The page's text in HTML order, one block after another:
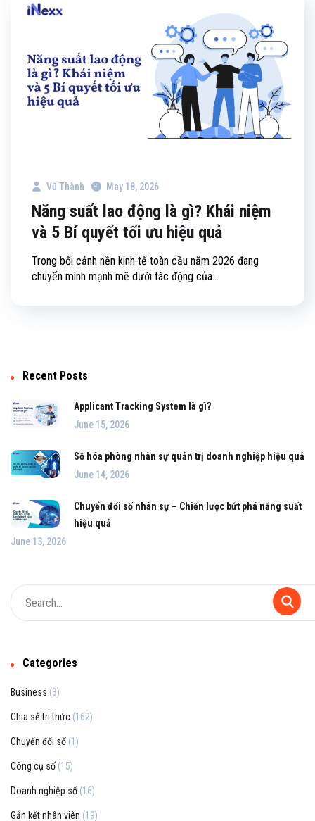
Vũ Thành May 18, 2026
Năng suất lao động là gì? Khái niệm
và 5 Bí quyết tối ưu hiệu quả
Trong bối cảnh nền kinh tế toàn cầu năm 2026 đang
chuyển mình mạnh mẽ dưới tác động của...
Recent Posts
Applicant Tracking System là gì?
June 15, 2026
Số hóa phòng nhân sự quản trị doanh nghiệp hiệu quả
June 14, 2026
Chuyển đổi số nhân sự – Chiến lược bứt phá năng suất
hiệu quả
June 13, 2026
Categories
Business (3)
Chia sẻ tri thức (162)
Chuyển đổi số (1)
Công cụ số (15)
Doanh nghiệp số (16)
Gắn kết nhân viên (19)